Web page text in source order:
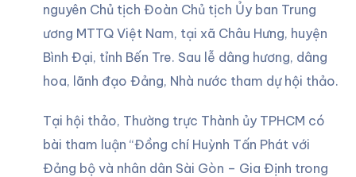
nguyên Chủ tịch Đoàn Chủ tịch Ủy ban Trung
ương MTTQ Việt Nam, tại xã Châu Hưng, huyện
Bình Đại, tỉnh Bến Tre. Sau lễ dâng hương, dâng
hoa, lãnh đạo Đảng, Nhà nước tham dự hội thảo.
Tại hội thảo, Thường trực Thành ủy TPHCM có
bài tham luận “Đồng chí Huỳnh Tấn Phát với
Đảng bộ và nhân dân Sài Gòn – Gia Định trong